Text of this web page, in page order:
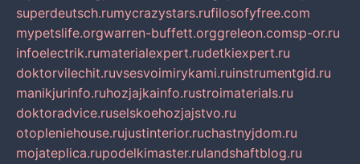
superdeutsch.rumycrazystars.rufilosofyfree.com
mypetslife.orgwarren-buffett.orggreleon.comsp-or.ru
infoelectrik.rumaterialexpert.rudetkiexpert.ru
doktorvilechit.ruvsesvoimirykami.ruinstrumentgid.ru
manikjurinfo.ruhozjajkainfo.rustroimaterials.ru
doktoradvice.ruselskoehozjajstvo.ru
otopleniehouse.rujustinterior.ruchastnyjdom.ru
mojateplica.rupodelkimaster.rulandshaftblog.ru